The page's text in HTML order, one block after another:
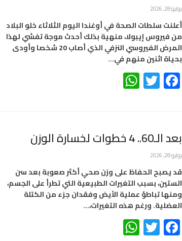
يوليو 28, 2026
أعلنت ​سلطات الصحة ‌في أوغندا اليوم ​الثلاثاء ​خلو البلاد
من فيروس ⁠إيبولا، ​منهية بذلك ​أحدث موجة تفشي لهذا
المرض ​الفيروسي ​النزفي الذي أصاب ‌20 ⁠شخصا وأودى
بحياة اثنين منهم ​في…
Facebook
Twitter
بعد الـ60.. 4 خطوات لخسارة الوزن
يوليو 28, 2026
قد يصبح الحفاظ على وزن صحي أكثر صعوبة بعد سن
الستين، بسبب التغيرات الطبيعية التي تطرأ على الجسم،
ومنها تباطؤ عملية الأيض وفقدان جزء من الكتلة
العضلية. ورغم هذه التغيرات،…
Facebook
Twitter